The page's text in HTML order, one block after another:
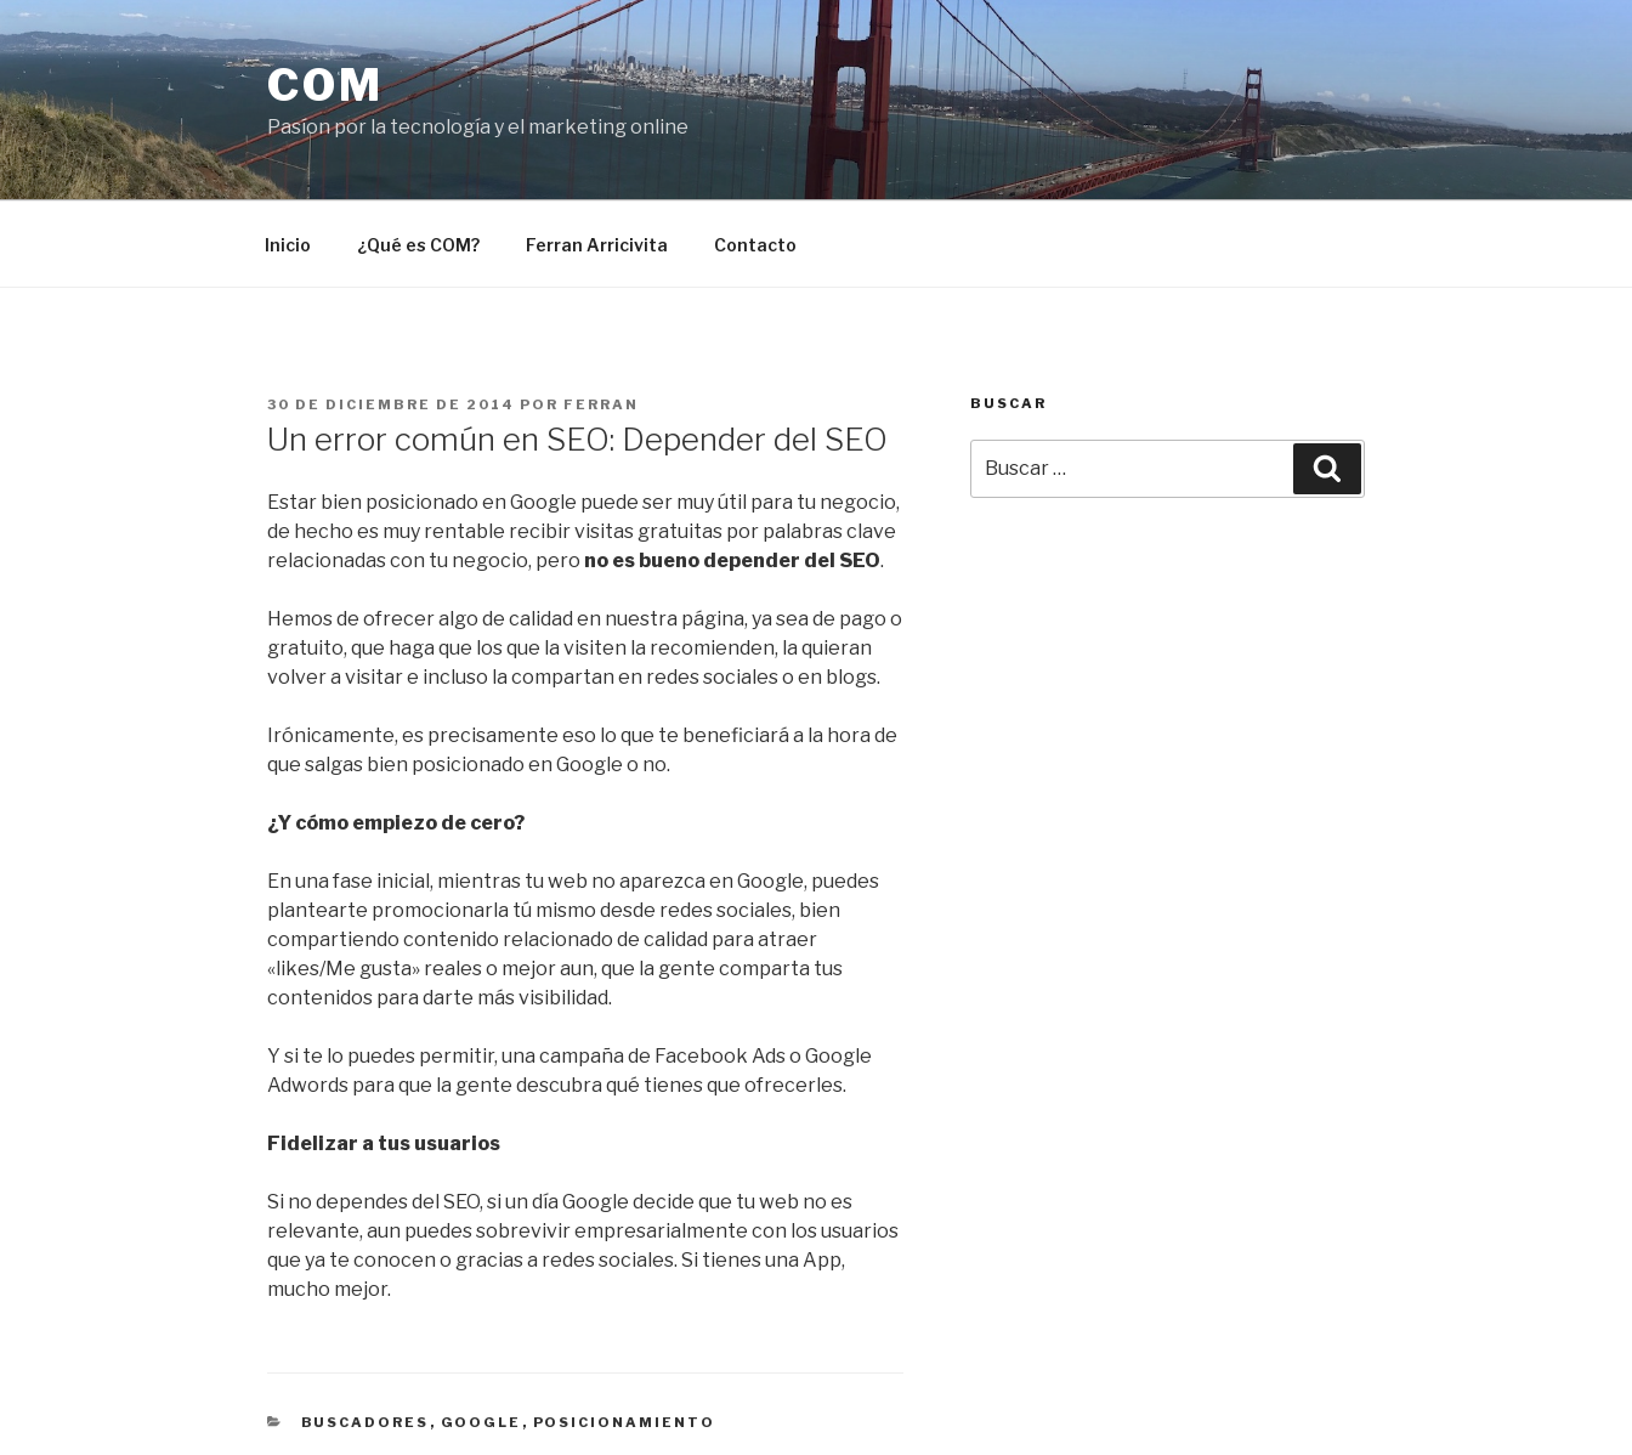
Saltar
al
contenido
COM
Pasíon por la tecnología y el marketing online
Inicio ¿Qué es COM? Ferran Arricivita Contacto
PUBLICADO
30 DE DICIEMBRE DE 2014 POR FERRAN
Un error común en SEO: Depender del SEO
Estar bien posicionado en Google puede ser muy útil para tu negocio,
de hecho es muy rentable recibir visitas gratuitas por palabras clave
relacionadas con tu negocio, pero no es bueno depender del SEO.
Hemos de ofrecer algo de calidad en nuestra página, ya sea de pago o
gratuito, que haga que los que la visiten la recomienden, la quieran
volver a visitar e incluso la compartan en redes sociales o en blogs.
Irónicamente, es precisamente eso lo que te beneficiará a la hora de
que salgas bien posicionado en Google o no.
¿Y cómo empiezo de cero?
En una fase inicial, mientras tu web no aparezca en Google, puedes
plantearte promocionarla tú mismo desde redes sociales, bien
compartiendo contenido relacionado de calidad para atraer
«likes/Me gusta» reales o mejor aun, que la gente comparta tus
contenidos para darte más visibilidad.
Y si te lo puedes permitir, una campaña de Facebook Ads o Google
Adwords para que la gente descubra qué tienes que ofrecerles.
Fidelizar a tus usuarios
Si no dependes del SEO, si un día Google decide que tu web no es
relevante, aun puedes sobrevivir empresarialmente con los usuarios
que ya te conocen o gracias a redes sociales. Si tienes una App,
mucho mejor.
CATEGORÍAS
BUSCADORES , GOOGLE , POSICIONAMIENTO
BUSCAR
por: